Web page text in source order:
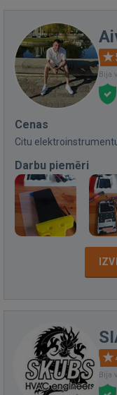
Bija
Cenas
Citu
Darbu piemēri
Bija